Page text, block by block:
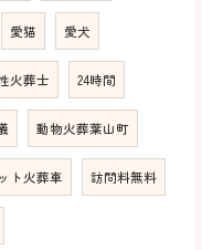
愛猫 愛犬
火葬士 24時間
動物火葬葉山町
ト火葬車 訪問料無料